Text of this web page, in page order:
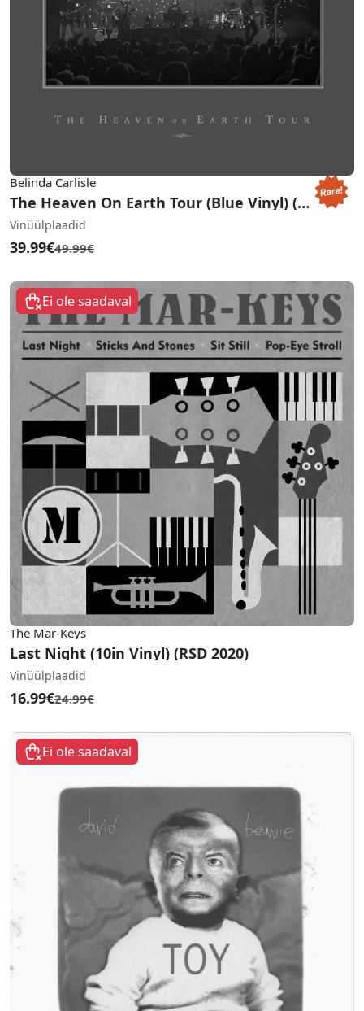
Belinda Carlisle
The Heaven On Earth Tour (Blue Vinyl) (RSD 2022)
Vinüülplaadid
39.99€49.99€
Ei ole saadaval
The Mar-Keys
Last Night (10in Vinyl) (RSD 2020)
Vinüülplaadid
16.99€24.99€
Ei ole saadaval